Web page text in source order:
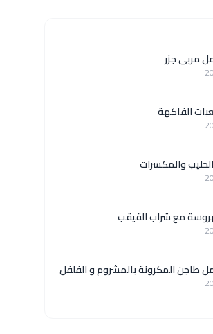
مربى جزر
الفاكهة
والمكسرات
مع شراب القيقب
طاجن المكرونة بالمشروم و الفلفل